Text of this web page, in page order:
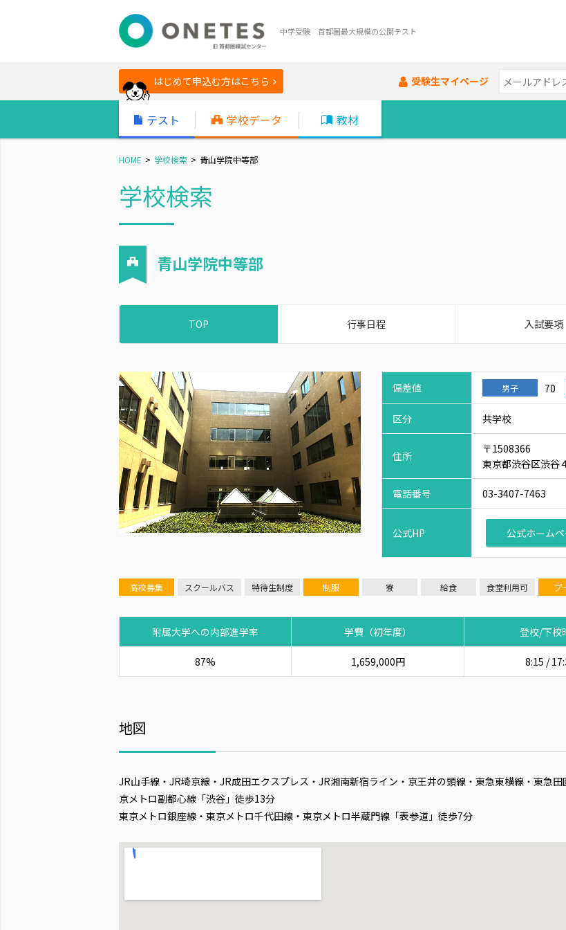
中学受験 首都圏最大規模の公開テスト
はじめて申込む方はこちら 受験生マイページ
テスト 学校データ 教材
HOME 学校検索 青山学院中等部
学校検索
青山学院中等部
TOP 行事日程 入試要項
偏差値 男子 70
区分 共学校
住所
〒1508366
東京都渋谷区渋谷
電話番号 03-3407-7463
公式HP 公式ホーム
高校募集 スクールバス 特待生制度 制服 寮 給食 食堂利用可 プ
附属大学への内部進学率 学費（初年度） 登校/下校
87% 1,659,000円 8:15 /
地図
JR山手線・JR埼京線・JR成田エクスプレス・JR湘南新宿ライン・京王井の頭線・東急東横線・東急
京メトロ副都心線「渋谷」徒歩13分
東京メトロ銀座線・東京メトロ千代田線・東京メトロ半蔵門線「表参道」徒歩7分